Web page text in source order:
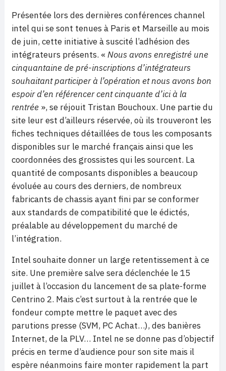
Présentée lors des dernières conférences channel
intel qui se sont tenues à Paris et Marseille au mois
de juin, cette initiative à suscité l’adhésion des
intégrateurs présents. « Nous avons enregistré une
cinquantaine de pré-inscriptions d’intégrateurs
souhaitant participer à l’opération et nous avons bon
espoir d’en référencer cent cinquante d’ici à la
rentrée », se réjouit Tristan Bouchoux. Une partie du
site leur est d’ailleurs réservée, où ils trouveront les
fiches techniques détaillées de tous les composants
disponibles sur le marché français ainsi que les
coordonnées des grossistes qui les sourcent. La
quantité de composants disponibles a beaucoup
évoluée au cours des derniers, de nombreux
fabricants de chassis ayant fini par se conformer
aux standards de compatibilité que le édictés,
préalable au développement du marché de
l’intégration.
Intel souhaite donner un large retentissement à ce
site. Une première salve sera déclenchée le 15
juillet à l’occasion du lancement de sa plate-forme
Centrino 2. Mais c’est surtout à la rentrée que le
fondeur compte mettre le paquet avec des
parutions presse (SVM, PC Achat…), des banières
Internet, de la PLV… Intel ne se donne pas d’objectif
précis en terme d’audience pour son site mais il
espère néanmoins faire monter rapidement la part